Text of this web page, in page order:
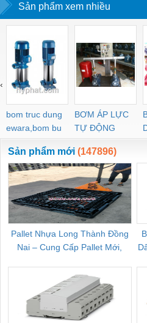
TIENHUNGTECHD — 1165940050
Sản phẩm xem nhiều
bom truc dung
ewara,bom bu
ewara
BƠM ÁP LỰC
TỰ ĐỘNG
‹
Sản phẩm mới (147896)
Pallet Nhựa Long Thành Đồng
Nai – Cung Cấp Pallet Mới,